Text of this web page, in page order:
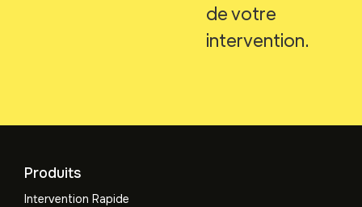
de votre
intervention.
Produits
Intervention Rapide